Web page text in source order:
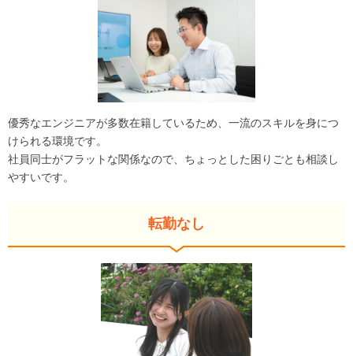
優秀なエンジニアが多数在籍しているため、一流のスキルを身につ
けられる環境です。
社員同士がフラットな関係なので、ちょっとした困りごとも相談し
やすいです。
転勤なし